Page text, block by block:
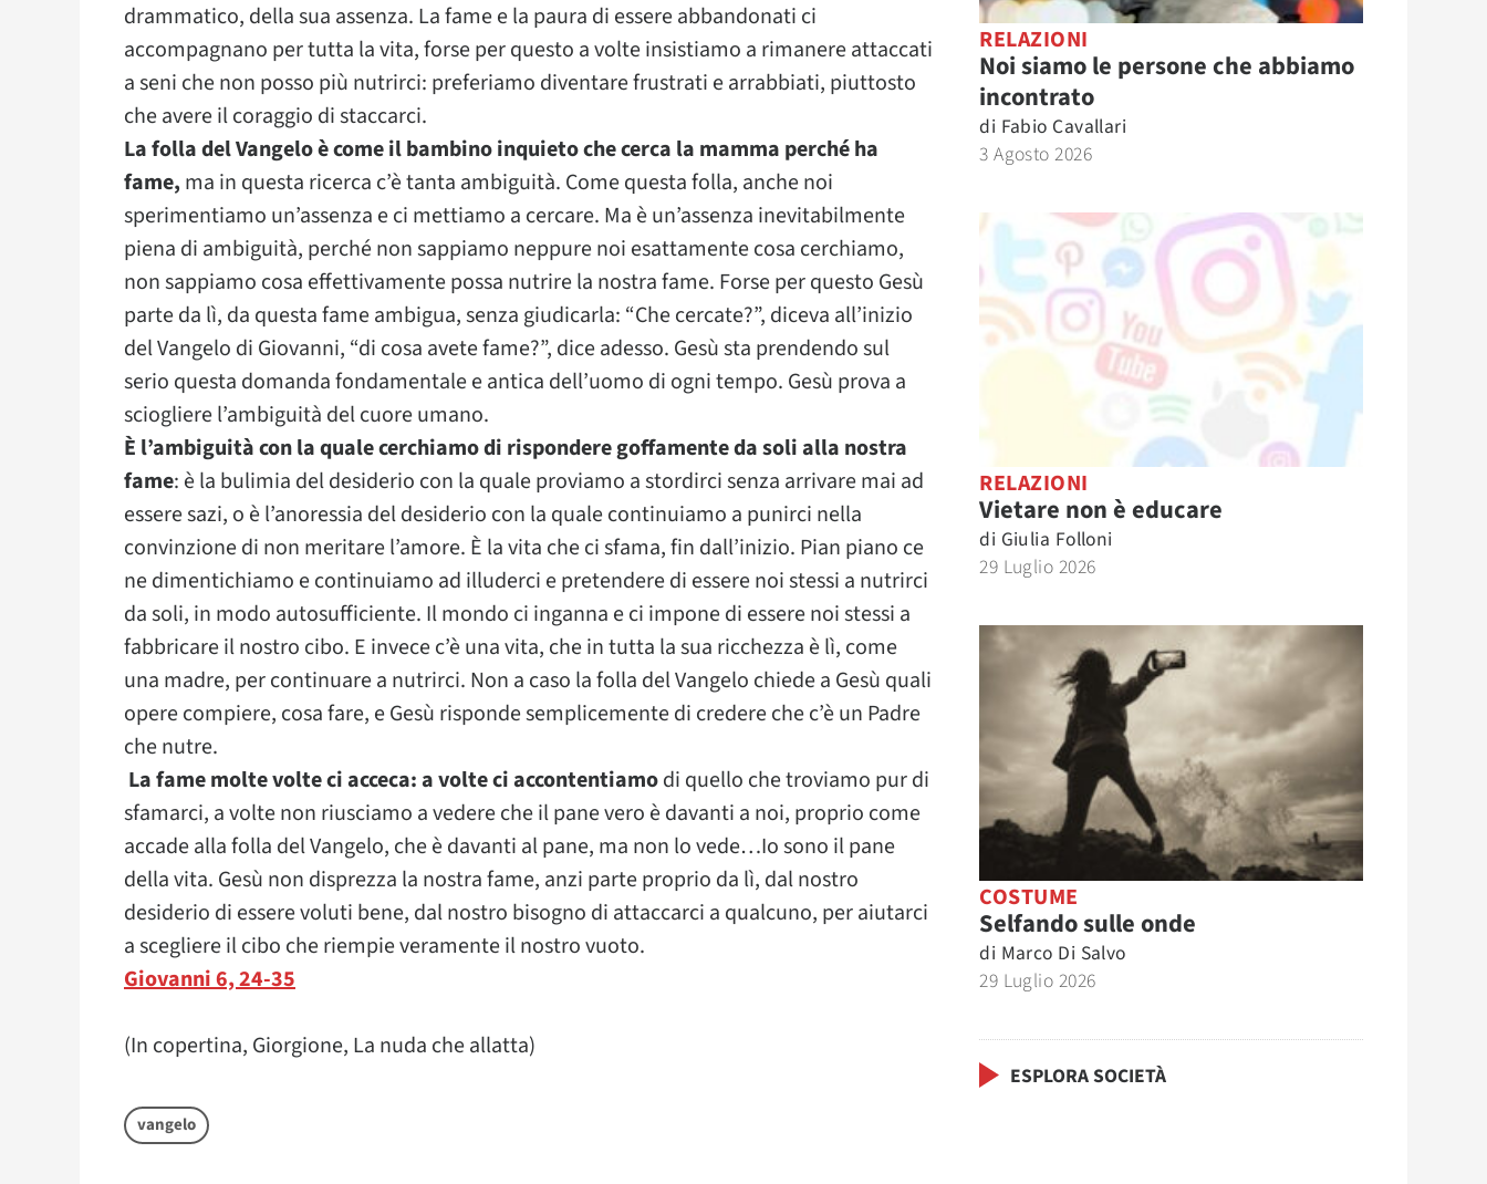
drammatico, della sua assenza. La fame e la paura di essere abbandonati ci
accompagnano per tutta la vita, forse per questo a volte insistiamo a rimanere attaccati
a seni che non posso più nutrirci: preferiamo diventare frustrati e arrabbiati, piuttosto
che avere il coraggio di staccarci.
La folla del Vangelo è come il bambino inquieto che cerca la mamma perché ha
fame, ma in questa ricerca c’è tanta ambiguità. Come questa folla, anche noi
sperimentiamo un’assenza e ci mettiamo a cercare. Ma è un’assenza inevitabilmente
piena di ambiguità, perché non sappiamo neppure noi esattamente cosa cerchiamo,
non sappiamo cosa effettivamente possa nutrire la nostra fame. Forse per questo Gesù
parte da lì, da questa fame ambigua, senza giudicarla: “Che cercate?”, diceva all’inizio
del Vangelo di Giovanni, “di cosa avete fame?”, dice adesso. Gesù sta prendendo sul
serio questa domanda fondamentale e antica dell’uomo di ogni tempo. Gesù prova a
sciogliere l’ambiguità del cuore umano.
È l’ambiguità con la quale cerchiamo di rispondere goffamente da soli alla nostra
fame: è la bulimia del desiderio con la quale proviamo a stordirci senza arrivare mai ad
essere sazi, o è l’anoressia del desiderio con la quale continuiamo a punirci nella
convinzione di non meritare l’amore. È la vita che ci sfama, fin dall’inizio. Pian piano ce
ne dimentichiamo e continuiamo ad illuderci e pretendere di essere noi stessi a nutrirci
da soli, in modo autosufficiente. Il mondo ci inganna e ci impone di essere noi stessi a
fabbricare il nostro cibo. E invece c’è una vita, che in tutta la sua ricchezza è lì, come
una madre, per continuare a nutrirci. Non a caso la folla del Vangelo chiede a Gesù quali
opere compiere, cosa fare, e Gesù risponde semplicemente di credere che c’è un Padre
che nutre.
La fame molte volte ci acceca: a volte ci accontentiamodi quello che troviamo pur di
sfamarci, a volte non riusciamo a vedere che il pane vero è davanti a noi, proprio come
accade alla folla del Vangelo, che è davanti al pane, ma non lo vede…Io sono il pane
della vita. Gesù non disprezza la nostra fame, anzi parte proprio da lì, dal nostro
desiderio di essere voluti bene, dal nostro bisogno di attaccarci a qualcuno, per aiutarci
a scegliere il cibo che riempie veramente il nostro vuoto.
Giovanni 6, 24-35
(In copertina, Giorgione, La nuda che allatta)
vangelo
RELAZIONI
Noi siamo le persone che abbiamo
incontrato
di Fabio Cavallari
3 Agosto 2026
RELAZIONI
Vietare non è educare
di Giulia Folloni
29 Luglio 2026
COSTUME
Selfando sulle onde
di Marco Di Salvo
29 Luglio 2026
ESPLORA SOCIETÀ